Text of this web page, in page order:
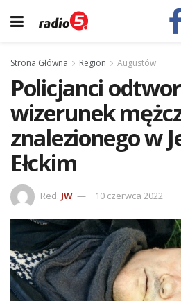
Strona Główna Region Augustów
Policjanci
wizerunek
znalezionego w
Ełckim
Red. JW 10 czerwca 2022